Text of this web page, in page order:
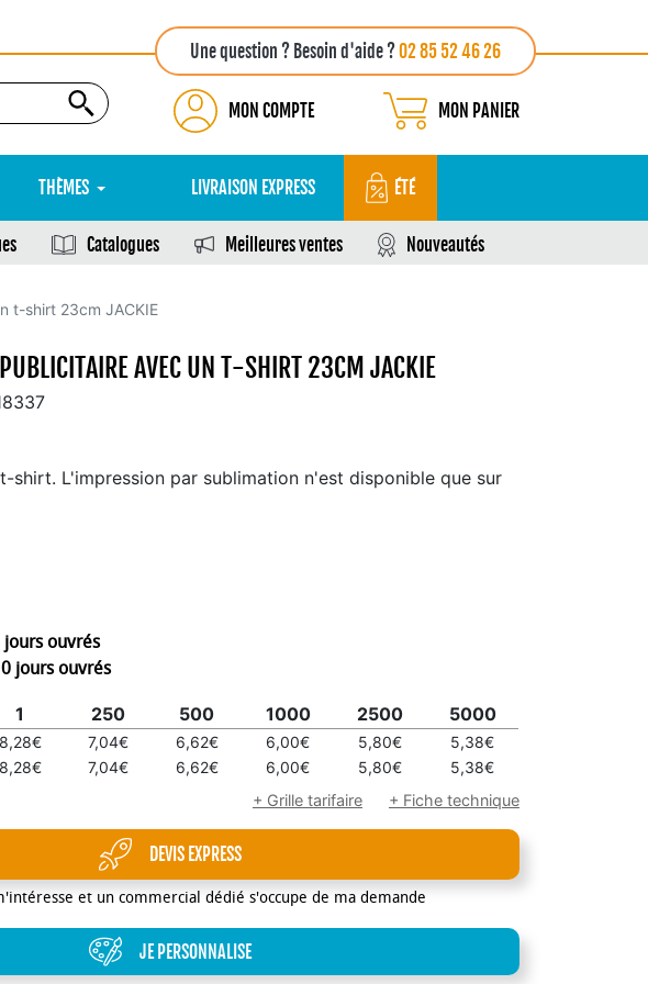
Une question ? Besoin d'aide ?02 85 52 46 26
MON COMPTE MON PANIER
THÈMES LIVRAISON EXPRESS ÉTÉ
Catalogues Meilleures ventes Nouveautés
t-shirt 23cm JACKIE
AVEC UN T-SHIRT 23CM JACKIE
shirt. L'impression par sublimation n'est disponible que sur
jours ouvrés
jours ouvrés
1 250 500 1000 2500 5000
8,28€ 7,04€ 6,62€ 6,00€ 5,80€
5,38€
8,28€ 7,04€ 6,62€ 6,00€ 5,80€
5,38€
+ Grille tarifaire
+ Fiche technique
DEVIS EXPRESS
et un commercial dédié s'occupe de ma demande
JE PERSONNALISE